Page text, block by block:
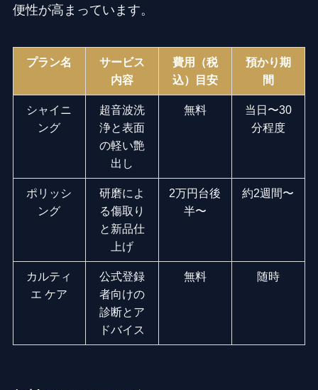
便性が高まっています。
プラン名
サービス
内容
費用（税
込）目安
預かり期
間
シャイニ
ング
超音波洗
浄と表面
の軽い艶
出し
無料
当日〜30
分程度
ポリッシ
ング
研磨によ
る傷取り
と新品仕
上げ
2万円台後
半〜
約2週間〜
カルティ
エ ケア
公式登録
者向けの
診断とア
ドバイス
無料 随時